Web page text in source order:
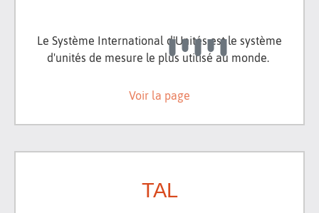
Le Système International d'Unités est le système
d'unités de mesure le plus utilisé au monde.
Voir la page
TAL